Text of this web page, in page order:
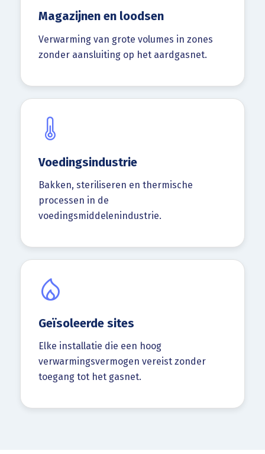
Magazijnen en loodsen
Verwarming van grote volumes in zones
zonder aansluiting op het aardgasnet.
Voedingsindustrie
Bakken, steriliseren en thermische
processen in de
voedingsmiddelenindustrie.
Geïsoleerde sites
Elke installatie die een hoog
verwarmingsvermogen vereist zonder
toegang tot het gasnet.